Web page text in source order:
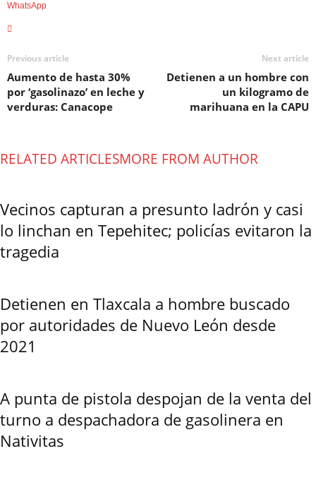
WhatsApp
Previous article
Aumento de hasta 30%
por ‘gasolinazo’ en leche y
verduras: Canacope
Next article
Detienen a un hombre con
un kilogramo de
marihuana en la CAPU
RELATED ARTICLESMORE FROM AUTHOR
Vecinos capturan a presunto ladrón y casi
lo linchan en Tepehitec; policías evitaron la
tragedia
Detienen en Tlaxcala a hombre buscado
por autoridades de Nuevo León desde
2021
A punta de pistola despojan de la venta del
turno a despachadora de gasolinera en
Nativitas